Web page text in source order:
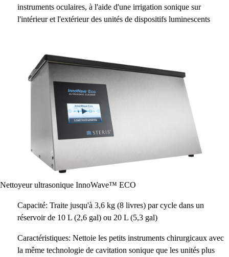
instruments oculaires, à l'aide d'une irrigation sonique sur
l'intérieur et l'extérieur des unités de dispositifs luminescents
Nettoyeur ultrasonique InnoWave™ ECO
Capacité: Traite jusqu'à 3,6 kg (8 livres) par cycle dans un
réservoir de 10 L (2,6 gal) ou 20 L (5,3 gal)
Caractéristiques: Nettoie les petits instruments chirurgicaux avec
la même technologie de cavitation sonique que les unités plus